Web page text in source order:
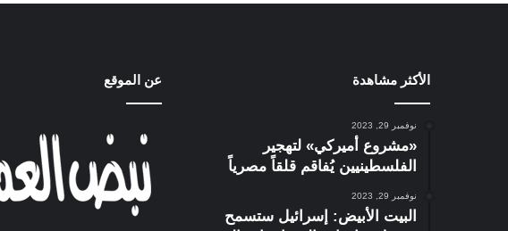
الأكثر مشاهدة
نوفمبر 29, 2023
«مشروع أميركي» لتهجير
الفلسطينيين يُفاقم قلقاً مصرياً
نوفمبر 29, 2023
البيت الأبيض: إسرائيل ستسمح
عن الموقع